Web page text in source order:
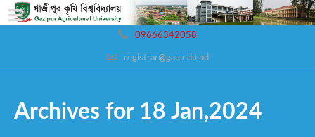
09666342058
registrar@gau.edu.bd
Archives for 18 Jan,2024